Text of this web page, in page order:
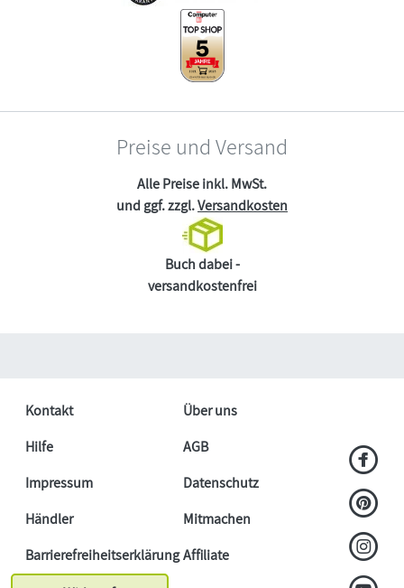
Preise und Versand
Alle Preise inkl. MwSt.
und ggf. zzgl.Versandkosten
Buch dabei -
versandkostenfrei
Kontakt
Über uns
Hilfe
AGB
Impressum
Datenschutz
Händler
Mitmachen
BarrierefreiheitserklärungAffiliate